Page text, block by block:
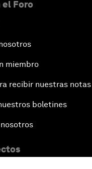
el Foro
miembro
recibir nuestras
boletines